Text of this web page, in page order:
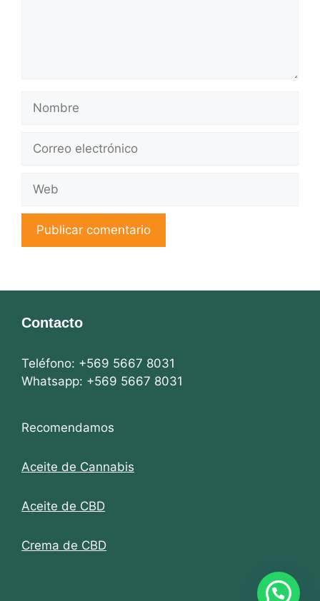
Nombre
Correo
Web
Contacto
Teléfono: +569 5667 8031
Whatsapp: +569 5667 8031
Recomendamos
Aceite de Cannabis
Aceite de CBD
Crema de CBD